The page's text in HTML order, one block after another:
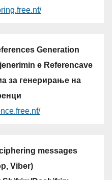
Generation
e Referencave
за генерирање на
messages
Viber)